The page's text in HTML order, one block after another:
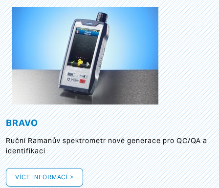
BRAVO
Ruční Ramanův spektrometr nové generace pro QC/QA a
identifikaci
VÍCE INFORMACÍ >